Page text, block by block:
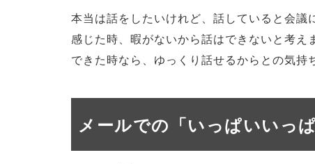
本当は話をしたいけれど、話していると会
感じた時、暇がないから話はできないと考
できた時なら、ゆっくり話せるからとの気持
メールでの「いっぱいいっ